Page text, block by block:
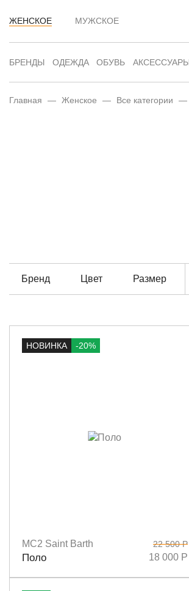
ЖЕНСКОЕ МУЖСКОЕ
БРЕНДЫ ОДЕЖДА ОБУВЬ
Главная — Женское — Все категории —
Бренд Цвет Размер
НОВИНКА -20%
Размеры
MC2 Saint Barth
Поло
22 500 Р
18 000 Р